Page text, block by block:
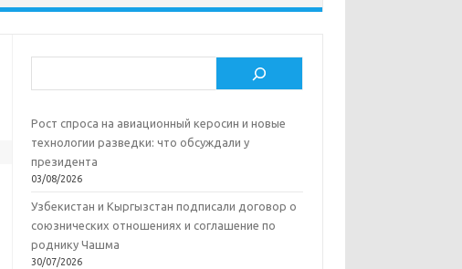
Рост спроса на авиационный керосин и новые
технологии разведки: что обсуждали у
президента
03/08/2026
Узбекистан и Кыргызстан подписали договор о
союзнических отношениях и соглашение по
роднику Чашма
30/07/2026